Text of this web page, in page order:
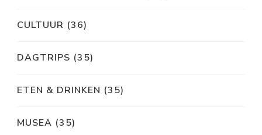
CULTUUR (36)
DAGTRIPS (35)
ETEN & DRINKEN (35)
MUSEA (35)